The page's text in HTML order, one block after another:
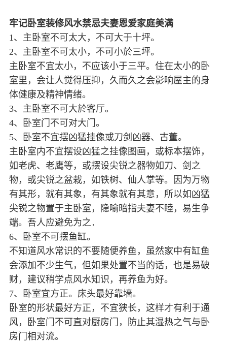
牢记卧室装修风水禁忌夫妻恩爱家庭美满
1、主卧室不可太大，不可大于十坪。
2、主卧室不可太小，不可小於三坪。
主卧室不宜太小，不应该小于三平。住在太小的卧
室里，会让人觉得压抑，久而久之会影响屋主的身
体健康及精神情绪。
3、主卧室不可大於客厅。
4、卧室门不可对大门。
5、卧室不宜摆凶猛挂像或刀剑凶器、古董。
主卧室内不宜摆设凶猛之挂像图画，或标本摆饰，
如老虎、老鹰等，或摆设尖锐之器物如刀、剑之
物，或尖锐之盆栽，如铁树、仙人掌等。因为万物
有其形，就有其象，有其象就有其意，所以如凶猛
尖锐之物置于主卧室，隐喻暗指夫妻不睦，易生争
端。吾人应避免为之．
6、卧室不可摆鱼缸。
不知道风水常识的不要随便养鱼，虽然家中有缸鱼
会添加不少生气，但如果处置不当的话，也是易破
财，建议稍学点风水知识，再养鱼为好。
7、卧室宜方正。床头最好靠墙。
卧室的形状最好方正，不宜狭长，这样才有利于通
风，卧室门不可直对厨房门，防止其湿热之气与卧
房门相对流。